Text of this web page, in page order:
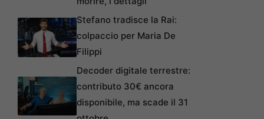
Stefano tradisce la Rai:
colpaccio per Maria De
Filippi
Decoder digitale terrestre:
contributo 30€ ancora
disponibile, ma scade il 31